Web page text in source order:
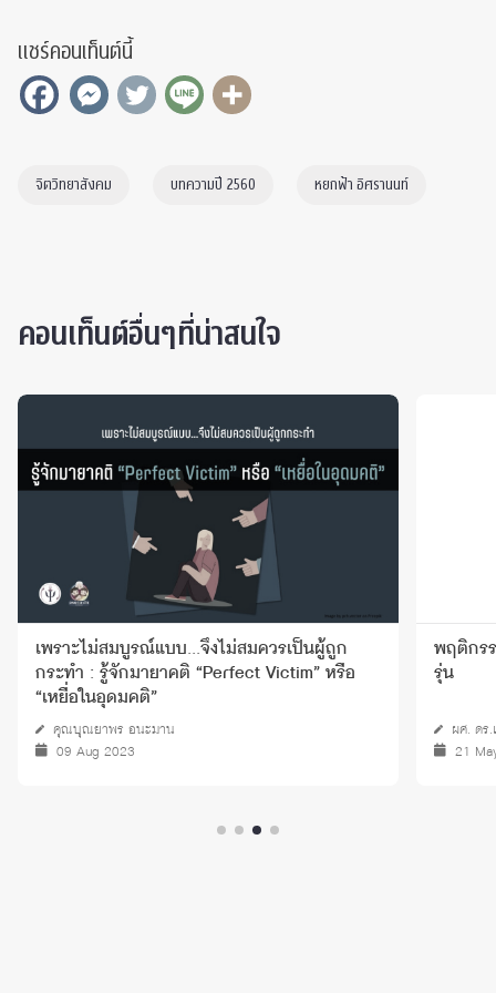
แชร์คอนเท็นต์นี้
จิตวิทยาสังคม บทความปี 2560 หยกฟ้า อิศรานนท์
คอนเท็นต์อื่นๆที่น่าสนใจ
เพราะไม่สมบูรณ์แบบ...จึงไม่สมควรเป็นผู้ถูก
กระทำ : รู้จักมายาคติ “Perfect Victim” หรือ
“เหยื่อในอุดมคติ”
คุณบุณยาพร อนะมาน
09 Aug 2023
พฤติกร
รุ่น
ผศ. ดร
21